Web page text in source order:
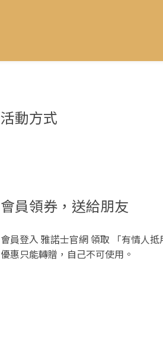
活動方式
會員領券，送給朋友
會員登入 雅諾士官網 領取 「有情人抵
優惠只能轉贈，自己不可使用。